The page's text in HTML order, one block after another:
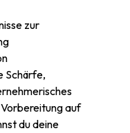
zur
Schärfe,
auf
du deine